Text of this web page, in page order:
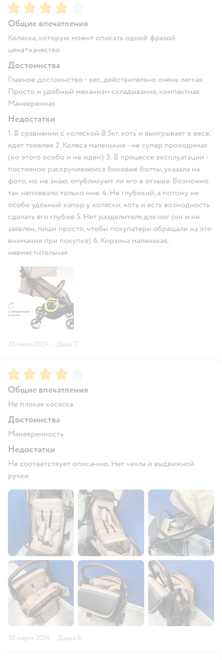
Рейтинг:4
Общие впечатления
Коляска, которую можнт описать одной фразой
цена=качество
Достоинства
Главное достоинство - вес, действительно очень легкая.
Просто и удобный механизм складывания, компактная.
Маневренная.
Недостатки
1. В сравнении с коляской 8.5кг, хоть и выигрывает в весе,
едет тяжелее 2. Колеса маленькие - не супер проходимая
(но этого особо и не ждем) 3. В процессе эксплуатации -
постояноо раскручиваюися боковые болты, указала на
фото, но не знаю, опубликуют ли его в отзыве. Возможно
так неповезло только мне. 4. Не глубокий, а потому не
особо удоьный капор у коляски, хоть и есть возмодность
сделать его глубже 5. Нет разделителя для ног (он и не
заявлен, пиши просто, чтобы покупатери обращали на это
внимание при покупке) 6. Корзина маленькая,
невместительная
28 июля 2024 · Даша Т.
Рейтинг:4
Общие впечатления
Не плохая косяска
Достоинства
Маневренность
Недостатки
Не соответствует описанию. Нет чехла и выдвижной
ручки
30 марта 2024 · Дарья Б.